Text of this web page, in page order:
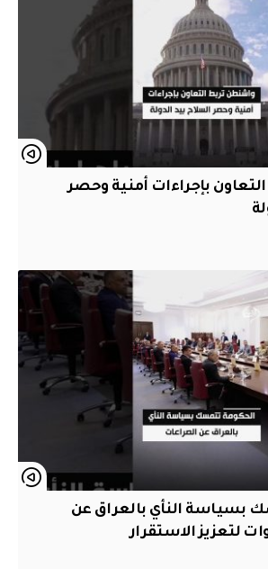
بإجراءات أمنية وحصر
بسياسة النأي بالعراق عن
لتعزيز الاستقرار